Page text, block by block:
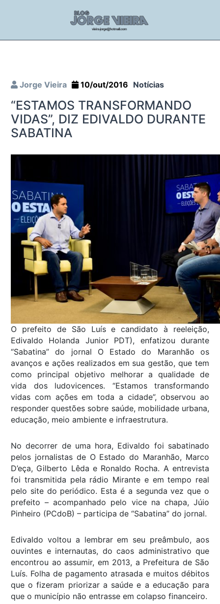
Jorge Vieira 10/out/2016 Notícias
“ESTAMOS TRANSFORMANDO
VIDAS”, DIZ EDIVALDO DURANTE
SABATINA
O prefeito de São Luís e candidato à reeleição,
Edivaldo Holanda Junior PDT), enfatizou durante
“Sabatina” do jornal O Estado do Maranhão os
avanços e ações realizados em sua gestão, que tem
como principal objetivo melhorar a qualidade de
vida dos ludovicences. “Estamos transformando
vidas com ações em toda a cidade”, observou ao
responder questões sobre saúde, mobilidade urbana,
educação, meio ambiente e infraestrutura.
No decorrer de uma hora, Edivaldo foi sabatinado
pelos jornalistas de O Estado do Maranhão, Marco
D’eça, Gilberto Lêda e Ronaldo Rocha. A entrevista
foi transmitida pela rádio Mirante e em tempo real
pelo site do periódico. Esta é a segunda vez que o
prefeito – acompanhado pelo vice na chapa, Júio
Pinheiro (PCdoB) – participa de “Sabatina” do jornal.
Edivaldo voltou a lembrar em seu preâmbulo, aos
ouvintes e internautas, do caos administrativo que
encontrou ao assumir, em 2013, a Prefeitura de São
Luís. Folha de pagamento atrasada e muitos débitos
que o fizeram priorizar a saúde e a educação para
que o município não entrasse em colapso financeiro.